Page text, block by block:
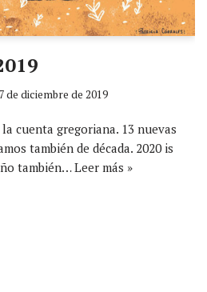
de diciembre de 2019
cuenta gregoriana. 13 nuevas
también de década. 2020 is
también…Leer más »